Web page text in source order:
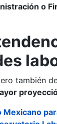
o
también
Mexicano